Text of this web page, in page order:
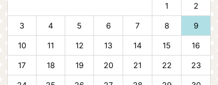
1 2
3 4 5 6 7 8 9
10 11 12 13 14 15 16
17 18 19 20 21 22 23